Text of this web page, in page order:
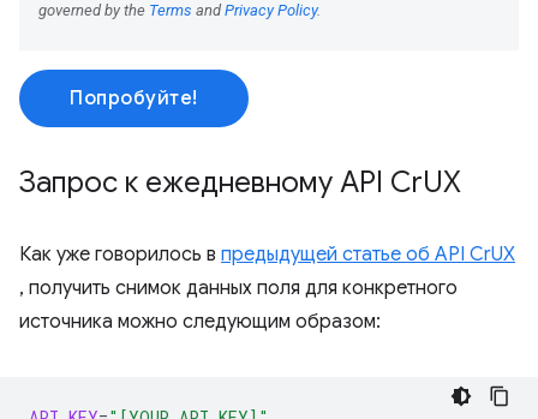
Попробуйте!
Запрос к ежедневному API CrUX
Как уже говорилось в предыдущей статье об API CrUX
, получить снимок данных поля для конкретного
источника можно следующим образом: